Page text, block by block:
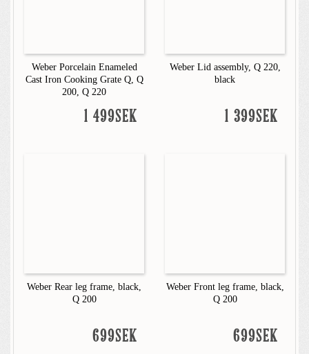
Weber Porcelain Enameled
Cast Iron Cooking Grate Q, Q
200, Q 220
1 499SEK
Weber Lid assembly, Q 220,
black
1 399SEK
Weber Rear leg frame, black,
Q 200
699SEK
Weber Front leg frame, black,
Q 200
699SEK